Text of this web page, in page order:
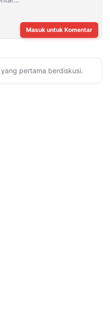
Masuk untuk Komentar
pertama berdiskusi.